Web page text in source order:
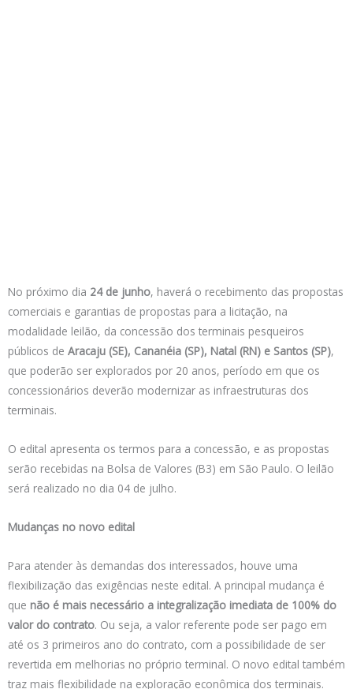
No próximo dia 24 de junho, haverá o recebimento das propostas
comerciais e garantias de propostas para a licitação, na
modalidade leilão, da concessão dos terminais pesqueiros
públicos de Aracaju (SE), Cananéia (SP), Natal (RN) e Santos (SP),
que poderão ser explorados por 20 anos, período em que os
concessionários deverão modernizar as infraestruturas dos
terminais.
O edital apresenta os termos para a concessão, e as propostas
serão recebidas na Bolsa de Valores (B3) em São Paulo. O leilão
será realizado no dia 04 de julho.
Mudanças no novo edital
Para atender às demandas dos interessados, houve uma
flexibilização das exigências neste edital. A principal mudança é
que não é mais necessário a integralização imediata de 100% do
valor do contrato. Ou seja, a valor referente pode ser pago em
até os 3 primeiros ano do contrato, com a possibilidade de ser
revertida em melhorias no próprio terminal. O novo edital também
traz mais flexibilidade na exploração econômica dos terminais.